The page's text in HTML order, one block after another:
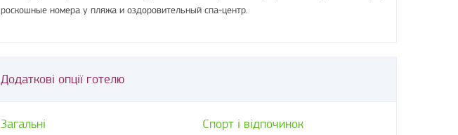
роскошные номера у пляжа и оздоровительный спа-центр.
Додаткові опції готелю
Загальні Спорт і відпочинок